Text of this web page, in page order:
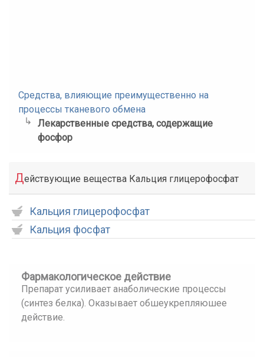
Средства, влияющие преимущественно на
процессы тканевого обмена
Лекарственные средства, содержащие
фосфор
Действующие вещества Кальция глицерофосфат
Кальция глицерофосфат
Кальция фосфат
Фармакологическое действие
Препарат усиливает анаболические процессы
(синтез белка). Оказывает обшеукрепляюшее
действие.